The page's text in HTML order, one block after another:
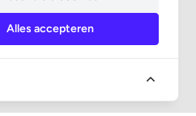
Alles accepteren